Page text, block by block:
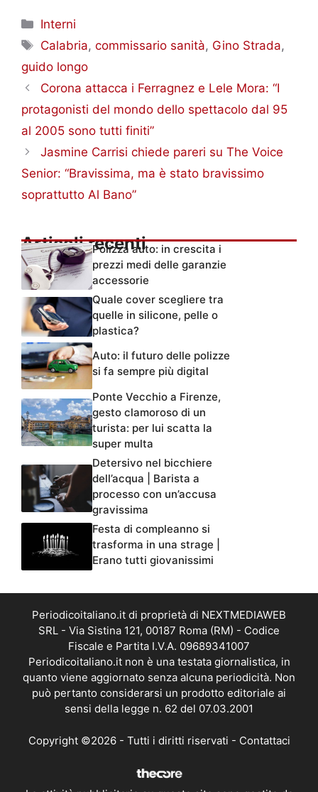
Categorie
Interni
Tag
Calabria,commissario sanità, Gino Strada,
guido longo
Corona attacca i Ferragnez e Lele Mora: “I
protagonisti del mondo dello spettacolo dal 95
al 2005 sono tutti finiti”
Jasmine Carrisi chiede pareri su The Voice
Senior: “Bravissima, ma è stato bravissimo
soprattutto Al Bano”
Articoli recentiPolizza auto: in crescita i
prezzi medi delle garanzie
accessorie
Quale cover scegliere tra
quelle in silicone, pelle o
plastica?
Auto: il futuro delle polizze
si fa sempre più digital
Ponte Vecchio a Firenze,
gesto clamoroso di un
turista: per lui scatta la
super multa
Detersivo nel bicchiere
dell’acqua | Barista a
processo con un’accusa
gravissima
Festa di compleanno si
trasforma in una strage |
Erano tutti giovanissimi
Periodicoitaliano.it di proprietà di NEXTMEDIAWEB
SRL - Via Sistina 121, 00187 Roma (RM) - Codice
Fiscale e Partita I.V.A. 09689341007
Periodicoitaliano.it non è una testata giornalistica, in
quanto viene aggiornato senza alcuna periodicità. Non
può pertanto considerarsi un prodotto editoriale ai
sensi della legge n. 62 del 07.03.2001
Copyright ©2026 - Tutti i diritti riservati - Contattaci